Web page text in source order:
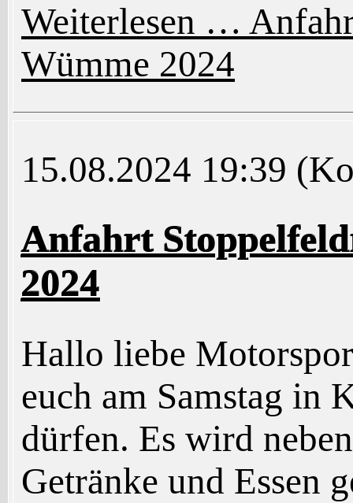
Weiterlesen …
Wümme 2024
15.08.2024 19:39
Anfahrt
2024
Hallo liebe
euch am Samstag in
dürfen. Es wird
Getränke und Essen